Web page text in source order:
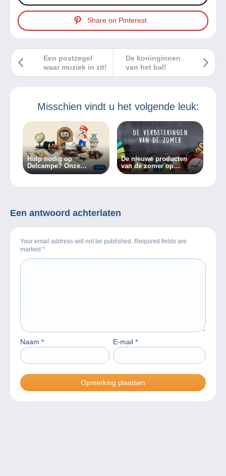
Share on Pinterest
De koninginnen
van het bal!
Een postzegel
waar muziek in zit!
Misschien vindt u het volgende leuk:
Hulp nodig op
Delcampe? Onze
klantenservice is
De nieuwe producten
van de zomer op
Delcampe!
Een antwoord achterlaten
Your email address will not be published. Required fields are
marked *
Naam * E-mail *